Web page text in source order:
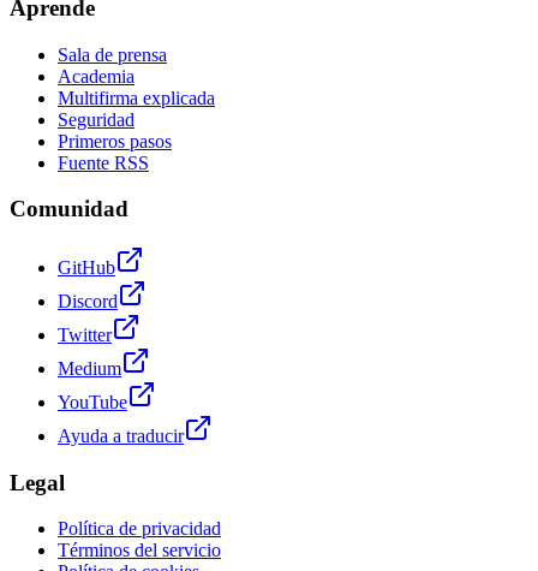
Aprende
Sala de prensa
Academia
Multifirma explicada
Seguridad
Primeros pasos
Fuente RSS
Comunidad
GitHub
Discord
Twitter
Medium
YouTube
Ayuda a traducir
Legal
Política de privacidad
Términos del servicio